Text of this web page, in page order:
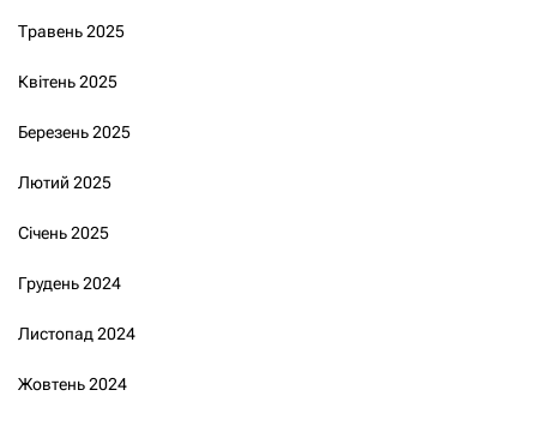
Травень 2025
Квітень 2025
Березень 2025
Лютий 2025
Січень 2025
Грудень 2024
Листопад 2024
Жовтень 2024